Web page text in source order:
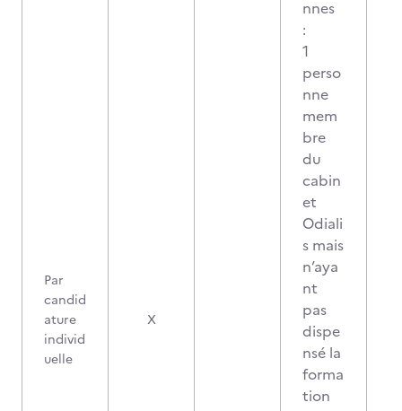
Par
candid
ature
individ
uelle
X
nnes
:
1
perso
nne
mem
bre
du
cabin
et
Odiali
s mais
n’aya
nt
pas
dispe
nsé la
forma
tion